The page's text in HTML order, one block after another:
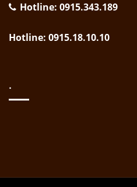
Hotline: 0915.343.189
Hotline: 0915.18.10.10
.